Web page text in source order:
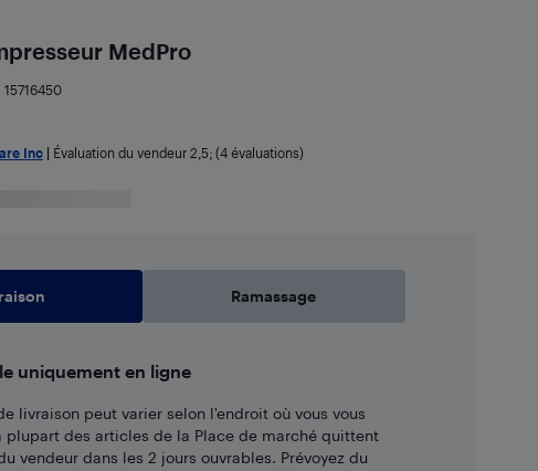
MedPro
15716450
Inc| Évaluation du vendeur 2,5; (4 évaluations)
Ramassage
uniquement en ligne
livraison peut varier selon l'endroit où vous vous
plupart des articles de la Place de marché quittent
vendeur dans les 2 jours ouvrables. Prévoyez du